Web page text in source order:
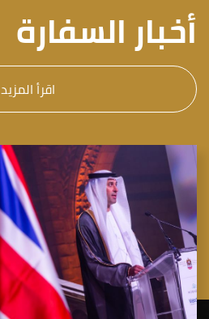
أخبار السفارة
اقرأ المزيد